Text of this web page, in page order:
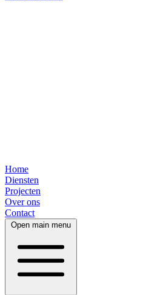
Home
Diensten
Projecten
Over ons
Contact
Open main menu